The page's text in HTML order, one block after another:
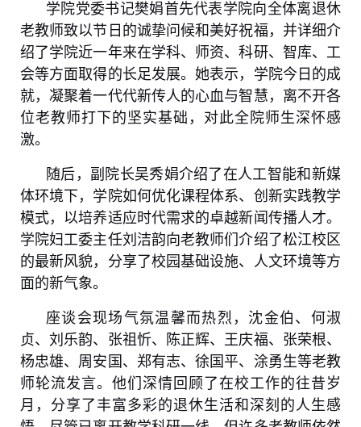
学院党委书记樊娟首先代表学院向全体离退休
老教师致以节日的诚挚问候和美好祝福，并详细介
绍了学院近一年来在学科、师资、科研、智库、工
会等方面取得的长足发展。她表示，学院今日的成
就，凝聚着一代代新传人的心血与智慧，离不开各
位老教师打下的坚实基础，对此全院师生深怀感
激。
随后，副院长吴秀娟介绍了在人工智能和新媒
体环境下，学院如何优化课程体系、创新实践教学
模式，以培养适应时代需求的卓越新闻传播人才。
学院妇工委主任刘洁韵向老教师们介绍了松江校区
的最新风貌，分享了校园基础设施、人文环境等方
面的新气象。
座谈会现场气氛温馨而热烈，沈金伯、何淑
贞、刘乐韵、张祖忻、陈正辉、王庆福、张荣根、
杨忠雄、周安国、郑有志、徐国平、涂勇生等老教
师轮流发言。他们深情回顾了在校工作的往昔岁
月，分享了丰富多彩的退休生活和深刻的人生感